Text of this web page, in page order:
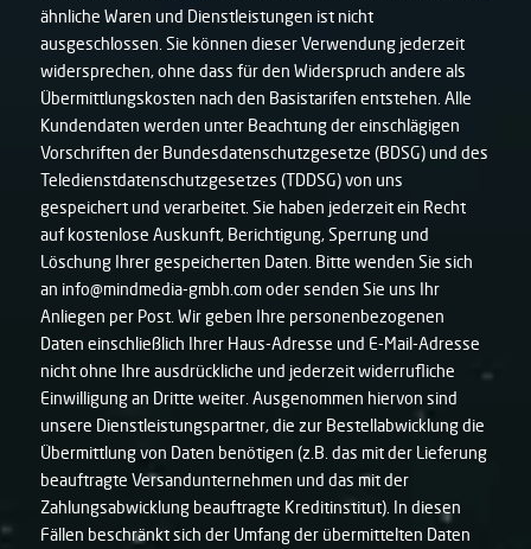
ähnliche Waren und Dienstleistungen ist nicht
ausgeschlossen. Sie können dieser Verwendung jederzeit
widersprechen, ohne dass für den Widerspruch andere als
Übermittlungskosten nach den Basistarifen entstehen. Alle
Kundendaten werden unter Beachtung der einschlägigen
Vorschriften der Bundesdatenschutzgesetze (BDSG) und des
Teledienstdatenschutzgesetzes (TDDSG) von uns
gespeichert und verarbeitet. Sie haben jederzeit ein Recht
auf kostenlose Auskunft, Berichtigung, Sperrung und
Löschung Ihrer gespeicherten Daten. Bitte wenden Sie sich
an info@mindmedia-gmbh.com oder senden Sie uns Ihr
Anliegen per Post. Wir geben Ihre personenbezogenen
Daten einschließlich Ihrer Haus-Adresse und E-Mail-Adresse
nicht ohne Ihre ausdrückliche und jederzeit widerrufliche
Einwilligung an Dritte weiter. Ausgenommen hiervon sind
unsere Dienstleistungspartner, die zur Bestellabwicklung die
Übermittlung von Daten benötigen (z.B. das mit der Lieferung
beauftragte Versandunternehmen und das mit der
Zahlungsabwicklung beauftragte Kreditinstitut). In diesen
Fällen beschränkt sich der Umfang der übermittelten Daten